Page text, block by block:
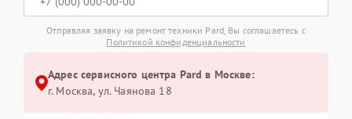
Отправляя заявку на ремонт техники Pard, Вы соглашаетесь с
Политикой конфиденциальности
Адрес сервисного центра Pard в Москве:
г. Москва, ул. Чаянова 18